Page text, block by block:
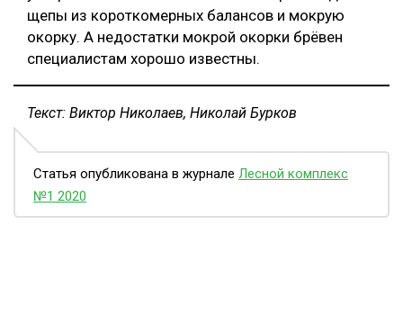
щепы из короткомерных балансов и мокрую
окорку. А недостатки мокрой окорки брёвен
специалистам хорошо известны.
Текст: Виктор Николаев, Николай Бурков
Статья опубликована в журнале Лесной комплекс
№1 2020